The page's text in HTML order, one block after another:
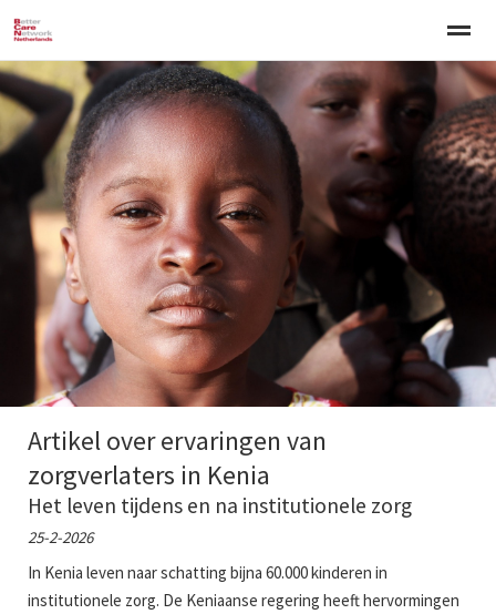
Welkom Over BCNN Werken met kinderen Gezinsgerichte
Home Nieuws
Artikel over ervaringen van
zorgverlaters in Kenia
Het leven tijdens en na institutionele zorg
25-2-2026
In Kenia leven naar schatting bijna 60.000 kinderen in
institutionele zorg. De Keniaanse regering heeft hervormingen